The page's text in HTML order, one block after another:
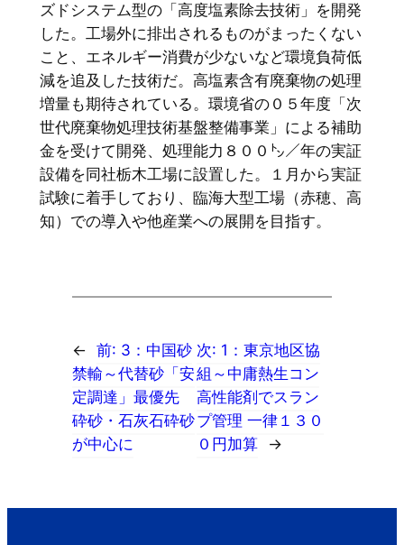
ズドシステム型の「高度塩素除去技術」を開発
した。工場外に排出されるものがまったくない
こと、エネルギー消費が少ないなど環境負荷低
減を追及した技術だ。高塩素含有廃棄物の処理
増量も期待されている。環境省の０５年度「次
世代廃棄物処理技術基盤整備事業」による補助
金を受けて開発、処理能力８００㌧／年の実証
設備を同社栃木工場に設置した。１月から実証
試験に着手しており、臨海大型工場（赤穂、高
知）での導入や他産業への展開を目指す。
← 前: 3：中国砂
禁輸～代替砂「安
定調達」最優先
砕砂・石灰石砕砂
が中心に
次: 1：東京地区協
組～中庸熱生コン
高性能剤でスラン
プ管理 一律１３０
０円加算
→